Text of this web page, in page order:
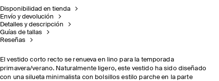
Disponibilidad en tienda
Envío y devolución
Detalles y descripción
Guías de tallas
Reseñas
El vestido corto recto se renueva en lino para la temporada
primavera/verano. Naturalmente ligero, este vestido ha sido diseñado
con una silueta minimalista con bolsillos estilo parche en la parte